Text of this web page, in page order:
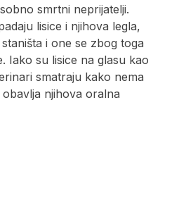
smrtni neprijatelji.
lisice i njihova legla,
i one se zbog toga
Iako su lisice na glasu kao
smatraju kako nema
njihova oralna